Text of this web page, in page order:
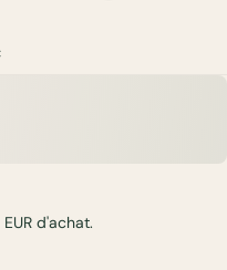
d'achat.